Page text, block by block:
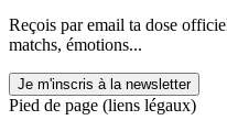
Reçois par email ta dose
matchs, émotions...
Je m'inscris à la newsletter
Pied de page (liens légaux)